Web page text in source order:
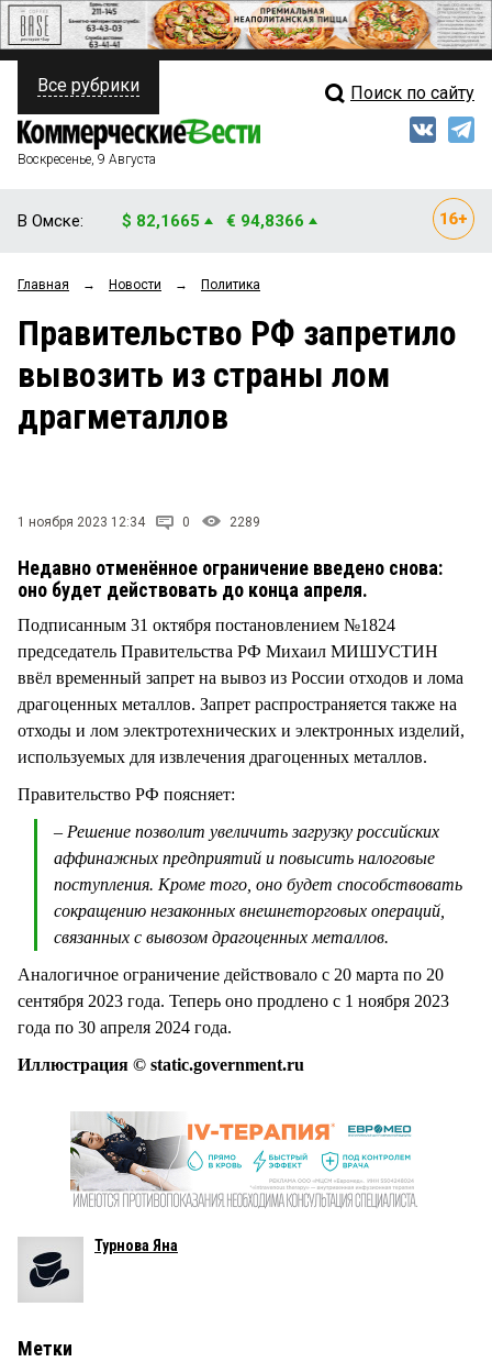
ПОЛИТИКА
ФИНАНСЫ
ОБЩЕСТВО
ЗАКОН
Свежий выпуск
Рейтинги
Блоги
Все рубрики Поиск по сайту
Воскресенье, 9 Августа
В Омске: $ 82,1665 € 94,8366
Главная → Новости → Политика
Правительство РФ запретило
вывозить из страны лом
драгметаллов
1 ноября 2023 12:34 0 2289
Недавно отменённое ограничение введено снова:
оно будет действовать до конца апреля.
Подписанным 31 октября постановлением №1824
председатель Правительства РФ Михаил МИШУСТИН
ввёл временный запрет на вывоз из России отходов и лома
драгоценных металлов. Запрет распространяется также на
отходы и лом электротехнических и электронных изделий,
используемых для извлечения драгоценных металлов.
Правительство РФ поясняет:
– Решение позволит увеличить загрузку российских
аффинажных предприятий и повысить налоговые
поступления. Кроме того, оно будет способствовать
сокращению незаконных внешнеторговых операций,
связанных с вывозом драгоценных металлов.
Аналогичное ограничение действовало с 20 марта по 20
сентября 2023 года. Теперь оно продлено с 1 ноября 2023
года по 30 апреля 2024 года.
Иллюстрация © static.government.ru
Турнова Яна
Метки